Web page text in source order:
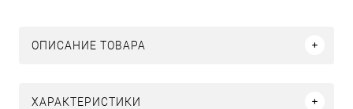
ОПИСАНИЕ ТОВАРА
ХАРАКТЕРИСТИКИ